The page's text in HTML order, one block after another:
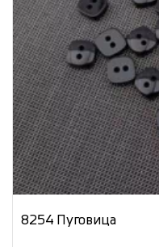
8254 Пуговица